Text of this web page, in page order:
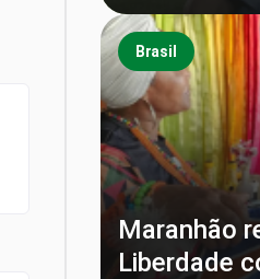
Brasil
Maranhão
Liberdade